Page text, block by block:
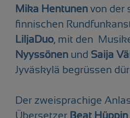
Mika Hentunen von der
finnischen
LiljaDuo, mit den
Nyyssönen und Saija
Jyväskylä begrüssen
Der zweisprachige